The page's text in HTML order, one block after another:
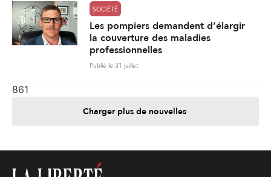
SOCIÉTÉ
Les pompiers demandent d’élargir
la couverture des maladies
professionnelles
Publié le 31 juillet
861
Charger plus de nouvelles